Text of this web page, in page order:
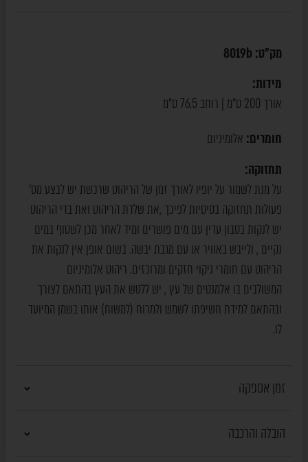
מק"ט: 8019b
מידות:
אורך 200 ס"מ | רוחב 76.5 ס"מ
חומרים: אלומיניום
תחזוקה:
על מנת לשמור על יופיו לאורך זמן של הריהוט שרכשת יש לבצע מס’
פעולות תחזוקה בסיסיות לפיכך ,את שלדת הריהוט ואת בדי הריהוט
יש לנקות בסבון עדין עם מים פושרים ומיד לאחר מכן לשטוף במים
נקיים , ולייבש באוויר או עם מגבת יבשה. בשום אופן אין לנקות את
הריהוט עם חומרי ניקוי חזקים ומרוכזים. ריהוט אלומיניום
המשולבים בו אלמנטים של עץ , יש ללטש את העץ בהתאם לצורך
ובהתאם למידת חשיפתו לשמש ולמרוח (למשוח) אותו בשמן המיועד
לו.
זמן אספקה
הובלה והרכבה